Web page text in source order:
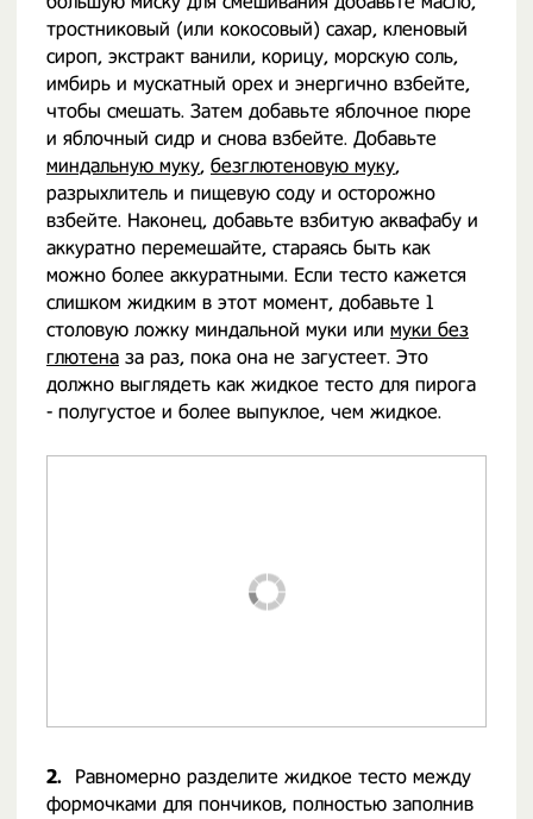
тростниковый (или кокосовый) сахар, кленовый
сироп, экстракт ванили, корицу, морскую соль,
имбирь и мускатный орех и энергично взбейте,
чтобы смешать. Затем добавьте яблочное пюре
и яблочный сидр и снова взбейте. Добавьте
миндальную муку, безглютеновую муку,
разрыхлитель и пищевую соду и осторожно
взбейте. Наконец, добавьте взбитую аквафабу и
аккуратно перемешайте, стараясь быть как
можно более аккуратными. Если тесто кажется
слишком жидким в этот момент, добавьте 1
столовую ложку миндальной муки или муки без
глютена за раз, пока она не загустеет. Это
должно выглядеть как жидкое тесто для пирога
- полугустое и более выпуклое, чем жидкое.
2.
Равномерно разделите жидкое тесто между
формочками для пончиков, полностью заполнив